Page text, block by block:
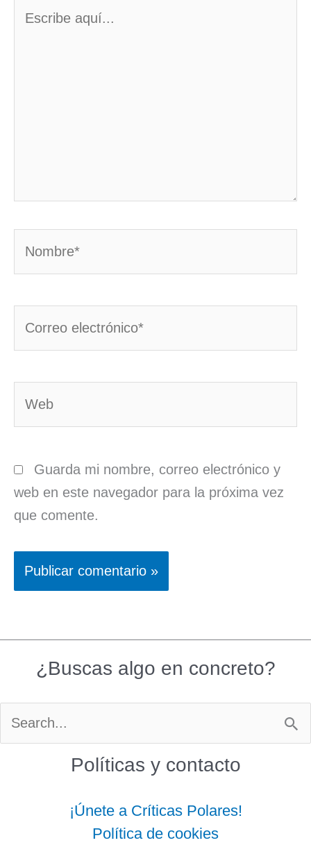
Guarda mi nombre, correo electrónico y
web en este navegador para la próxima vez
que comente.
¿Buscas algo en concreto?
Buscar
Políticas y contacto
¡Únete a Críticas Polares!
Política de cookies